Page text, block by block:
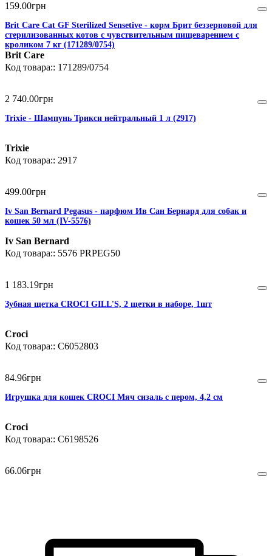
159.00грн
Brit Care Cat GF Sterilized Sensetive - корм Брит беззерновой для
стерилизованных котов с чувствительным пищеварением с
кроликом 7 кг (171289/0754)
Brit Care
171289/0754
2 740.00грн
Trixie - Шампунь Трикси нейтральный 1 л (2917)
Trixie
2917
499.00грн
Iv San Bernard Pegasus - парфюм Ив Сан Бернард для собак и
кошек 50 мл (IV-5576)
Iv San Bernard
5576 PRPEG50
1 183.19грн
Зубная щетка CROCI GILL'S, 2 щетки в наборе, 1шт
Croci
C6052803
84.96грн
Игрушка для кошек CROCI Мяч сизаль с пером, 4,2 см
Croci
C6198526
66.06грн